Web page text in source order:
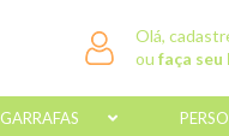
Olá,
oufaça seu
GARRAFAS